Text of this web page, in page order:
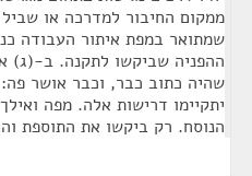
ממקום החיבור למדרכה או
ההפניה שביקשו לתקנה. ב-(ג)
שהיה כתוב כבר, וכבר אושר פה:
יתקיימו דרישות אלה. מפה
הנוסח. רק ביקשו את התוספת